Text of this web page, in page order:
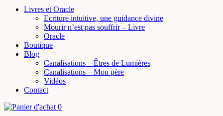
Livres et Oracle
Ecriture intuitive, une guidance divine
Mourir n’est pas souffrir – Livre
Oracle
Boutique
Blog
Canalisations – Êtres de Lumières
Canalisations – Mon père
Vidéos
Contact
0